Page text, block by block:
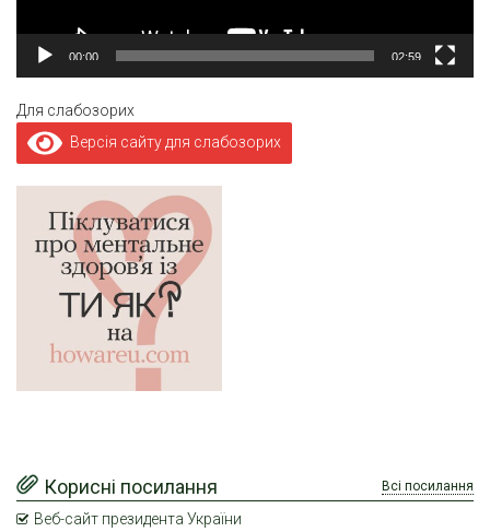
00:00 02:59
Для слабозорих
Версія сайту для слабозорих
Корисні посилання Всі посилання
Веб-сайт президента України